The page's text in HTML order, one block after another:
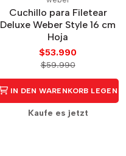
Cuchillo para Filetear
Deluxe Weber Style 16 cm
Hoja
$53.990
$59.990
IN DEN WARENKORB LEGEN
Kaufe es jetzt